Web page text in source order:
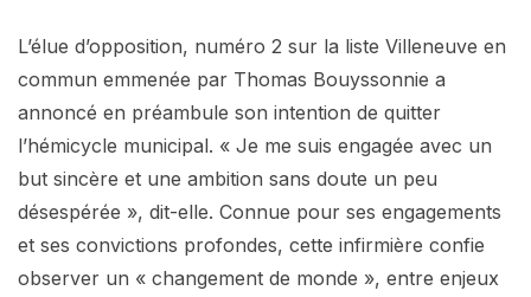
L’élue d’opposition, numéro 2 sur la liste Villeneuve en
commun emmenée par Thomas Bouyssonnie a
annoncé en préambule son intention de quitter
l’hémicycle municipal. « Je me suis engagée avec un
but sincère et une ambition sans doute un peu
désespérée », dit-elle. Connue pour ses engagements
et ses convictions profondes, cette infirmière confie
observer un « changement de monde », entre enjeux